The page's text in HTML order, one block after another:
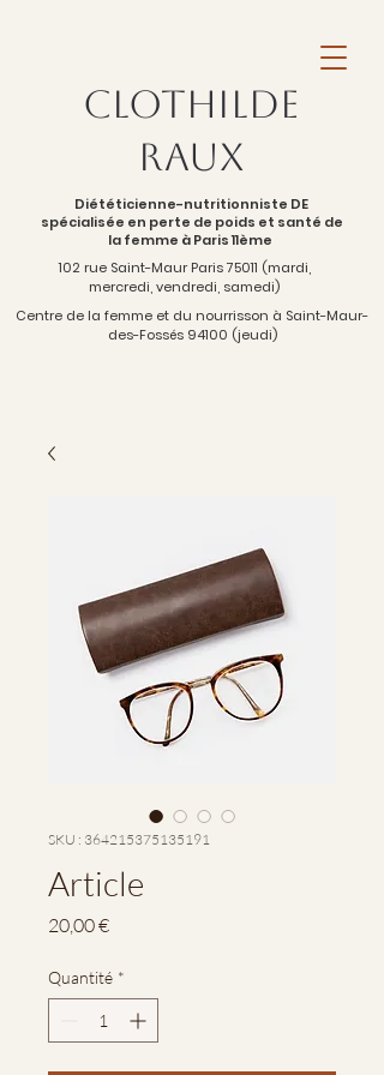
Clothilde
Raux
Diététicienne-nutritionniste DE
spécialisée en perte de poids et santé de
la femme à Paris 11ème
102 rue Saint-Maur Paris 75011 (mardi,
mercredi, vendredi, samedi)
Centre de la femme et du nourrisson à Saint-Maur-
des-Fossés 94100 (jeudi)
SKU : 364215375135191
Article
20,00 €Prix
Quantité *